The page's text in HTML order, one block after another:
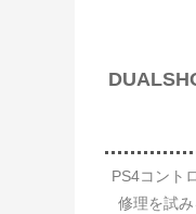
PS4コント
修理を試